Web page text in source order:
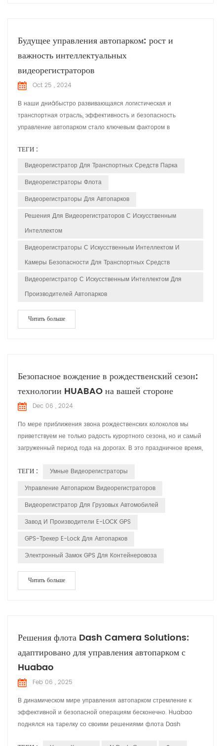
Будущее управления автопарком: рост и
важность интеллектуальных
видеорегистраторов
Oct 25 , 2024
В наши дниâбыстро развивающаяся логистическая и
транспортная отрасль, эффективность и безопасность
управление автопарком стало ключевым фактором в
Благодаря технологическим достижениям умные
видеорегистраторы стали превратился из простого
помощники в управлении автопарком. В этой статье будут
рассмот...
ТЕГИ :
Видеорегистратор Для Транспортных Средств Парка
Видеорегистраторы Флота
Видеорегистраторы Для Автопарков
Решения Для Видеорегистраторов С Искусственным
Интеллектом
Видеорегистраторы С Искусственным Интеллектом И
Камеры Безопасности Для Транспортных Средств
Видеорегистратор С Искусственным Интеллектом Для
Производителей Автопарков
Читать больше
Безопасное вождение в рождественский сезон:
технологии HUABAO на вашей стороне
Dec 06 , 2024
По мере приближения звона рождественских колоколов мы
приветствуем не только радость курортного сезона, но и самый
загруженный период года на дорогах. В это праздничное время,
Technology, ведущий производитель устройств для записи
вождения и устройств GPS-электронной блокировки, стремится
водит...
ТЕГИ :
Умные Видеорегистраторы
Управление Автопарком Видеорегистраторов
Видеорегистратор Для Грузовых Автомобилей
Завод И Производители E-LOCK GPS
GPS-Трекер E-Lock Для Автопарков
Электронный Замок GPS Для Контейнеровоза
Читать больше
Решения флота Dash Camera Solutions:
адаптировано для управления автопарком с
Huabao
Feb 06 , 2025
В динамическом мире управления автопарком стремление к
эффективной и безопасной операциям бесконечно. Huabao
поднялся на тарелку со своими решениями флота Dash